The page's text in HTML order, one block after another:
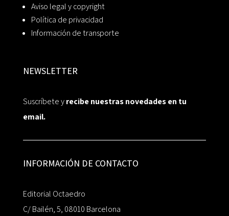
Aviso legal y copyright
Política de privacidad
Información de transporte
NEWSLETTER
Suscríbete yrecibe nuestras novedades en tu
email.
INFORMACIÓN DE CONTACTO
Editorial Octaedro
C/ Bailén, 5, 08010 Barcelona